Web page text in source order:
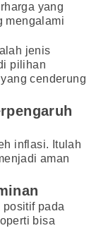
yang
mengalami
jenis
pilihan
cenderung
inflasi. Itulah
aman
positif pada
bisa